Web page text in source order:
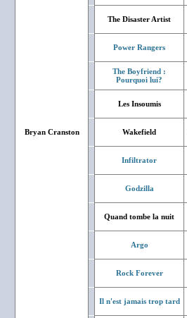
Bryan Cranston
The Disaster Artist
Power Rangers
The Boyfriend :
Pourquoi lui?
Les Insoumis
Wakefield
Infiltrator
Godzilla
Quand tombe la nuit
Argo
Rock Forever
Il n'est jamais trop tard